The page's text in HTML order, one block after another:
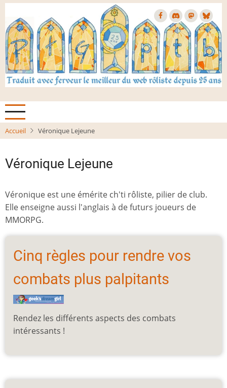
Aller
contenu
principal
Accueil Véronique Lejeune
Véronique Lejeune
Véronique est une émérite ch'ti rôliste, pilier de club.
Elle enseigne aussi l'anglais à de futurs joueurs de
MMORPG.
Cinq règles pour rendre vos
combats plus palpitants
Rendez les différents aspects des combats
intéressants !